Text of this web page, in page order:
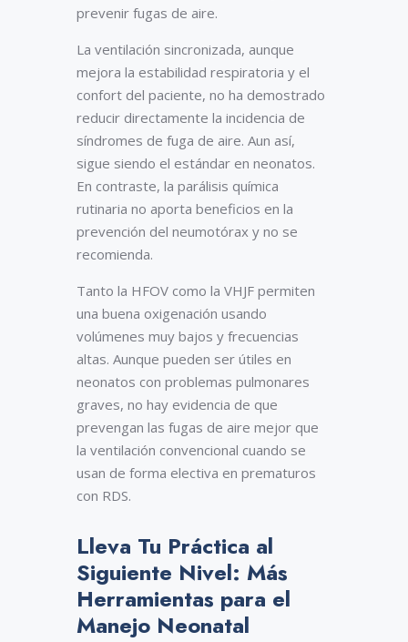
prevenir fugas de aire.
La ventilación sincronizada, aunque
mejora la estabilidad respiratoria y el
confort del paciente, no ha demostrado
reducir directamente la incidencia de
síndromes de fuga de aire. Aun así,
sigue siendo el estándar en neonatos.
En contraste, la parálisis química
rutinaria no aporta beneficios en la
prevención del neumotórax y no se
recomienda.
Tanto la HFOV como la VHJF permiten
una buena oxigenación usando
volúmenes muy bajos y frecuencias
altas. Aunque pueden ser útiles en
neonatos con problemas pulmonares
graves, no hay evidencia de que
prevengan las fugas de aire mejor que
la ventilación convencional cuando se
usan de forma electiva en prematuros
con RDS.
Lleva Tu Práctica al
Siguiente Nivel: Más
Herramientas para el
Manejo Neonatal